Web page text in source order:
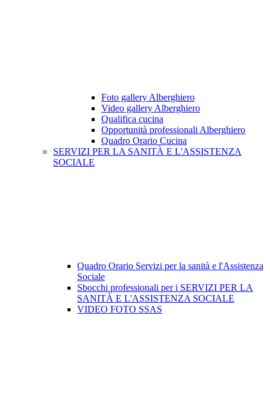
Foto gallery Alberghiero
Video gallery Alberghiero
Qualifica cucina
Opportunità professionali Alberghiero
Quadro Orario Cucina
SERVIZI PER LA SANITÀ E L'ASSISTENZA
SOCIALE
Quadro Orario Servizi per la sanità e l'Assistenza
Sociale
Sbocchi professionali per i SERVIZI PER LA
SANITÀ E L'ASSISTENZA SOCIALE
VIDEO FOTO SSAS